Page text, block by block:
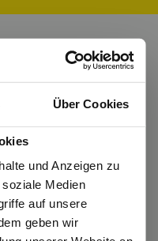
Über Cookies
und Anzeigen zu
Medien
auf unsere
geben wir
Instagram
auf Dich.